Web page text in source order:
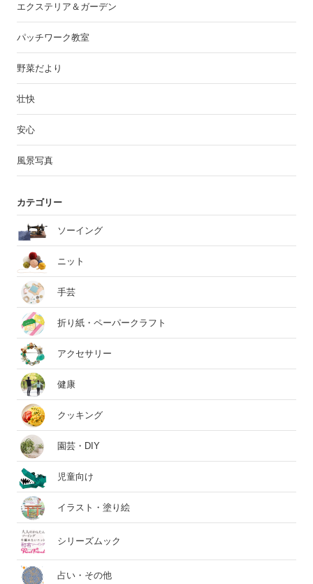
エクステリア＆ガーデン
パッチワーク教室
野菜だより
壮快
安心
風景写真
カテゴリー
ソーイング
ニット
手芸
折り紙・ペーパークラフト
アクセサリー
健康
クッキング
園芸・DIY
児童向け
イラスト・塗り絵
シリーズムック
占い・その他